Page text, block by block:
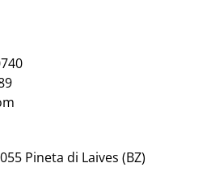
Pineta di Laives (BZ)